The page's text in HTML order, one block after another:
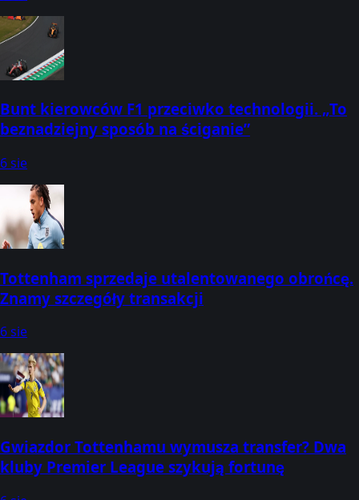
Bunt kierowców F1 przeciwko technologii. „To
beznadziejny sposób na ściganie”
6 sie
Tottenham sprzedaje utalentowanego obrońcę.
Znamy szczegóły transakcji
6 sie
Gwiazdor Tottenhamu wymusza transfer? Dwa
kluby Premier League szykują fortunę